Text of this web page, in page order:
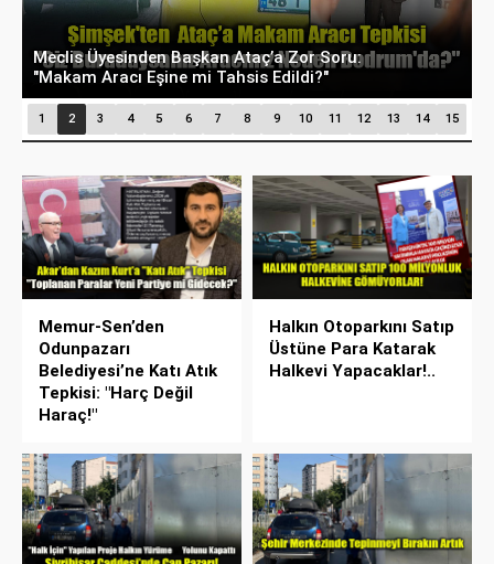
Eskişehir’de Su Fiyatları Rekora Koşuyor: İnşaat
Suyu 100 TL Sınırını Aştı!
1 2 3 4 5 6 7 8 9 10 11 12 13 14 15
Memur-Sen’den
Odunpazarı
Belediyesi’ne Katı Atık
Tepkisi: "Harç Değil
Haraç!"
Halkın Otoparkını Satıp
Üstüne Para Katarak
Halkevi Yapacaklar!..